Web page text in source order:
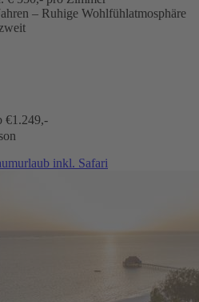
– Ruhige Wohlfühlatmosphäre
€1.249,-
inkl. Safari